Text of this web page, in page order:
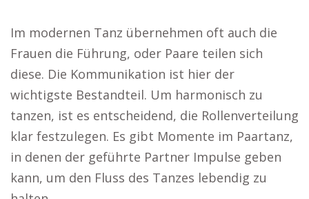
Im modernen Tanz übernehmen oft auch die
Frauen die Führung, oder Paare teilen sich
diese. Die Kommunikation ist hier der
wichtigste Bestandteil. Um harmonisch zu
tanzen, ist es entscheidend, die Rollenverteilung
klar festzulegen. Es gibt Momente im Paartanz,
in denen der geführte Partner Impulse geben
kann, um den Fluss des Tanzes lebendig zu